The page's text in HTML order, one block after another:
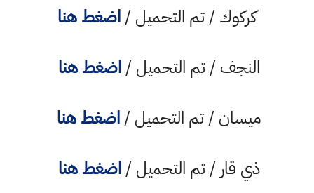
كركوك / تم التحميل /اضغط هنا
النجف / تم التحميل /اضغط هنا
ميسان / تم التحميل /اضغط هنا
ذي قار / تم التحميل /اضغط هنا